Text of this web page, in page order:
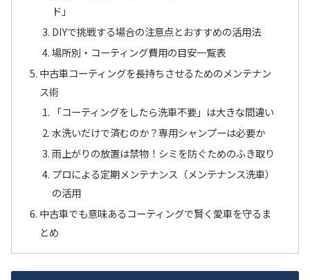
ド」
DIYで挑戦する場合の注意点とおすすめの活用法
場所別・コーティング費用の目安一覧表
中古車コーティングを長持ちさせるためのメンテナン
ス術
「コーティングをしたら洗車不要」は大きな間違い
水洗いだけで済むのか？専用シャンプーは必要か
雨上がりの放置は禁物！シミを防ぐためのふき取り
プロによる定期メンテナンス（メンテナンス洗車）
の活用
中古車でも意味あるコーティングで賢く愛車を守るま
とめ